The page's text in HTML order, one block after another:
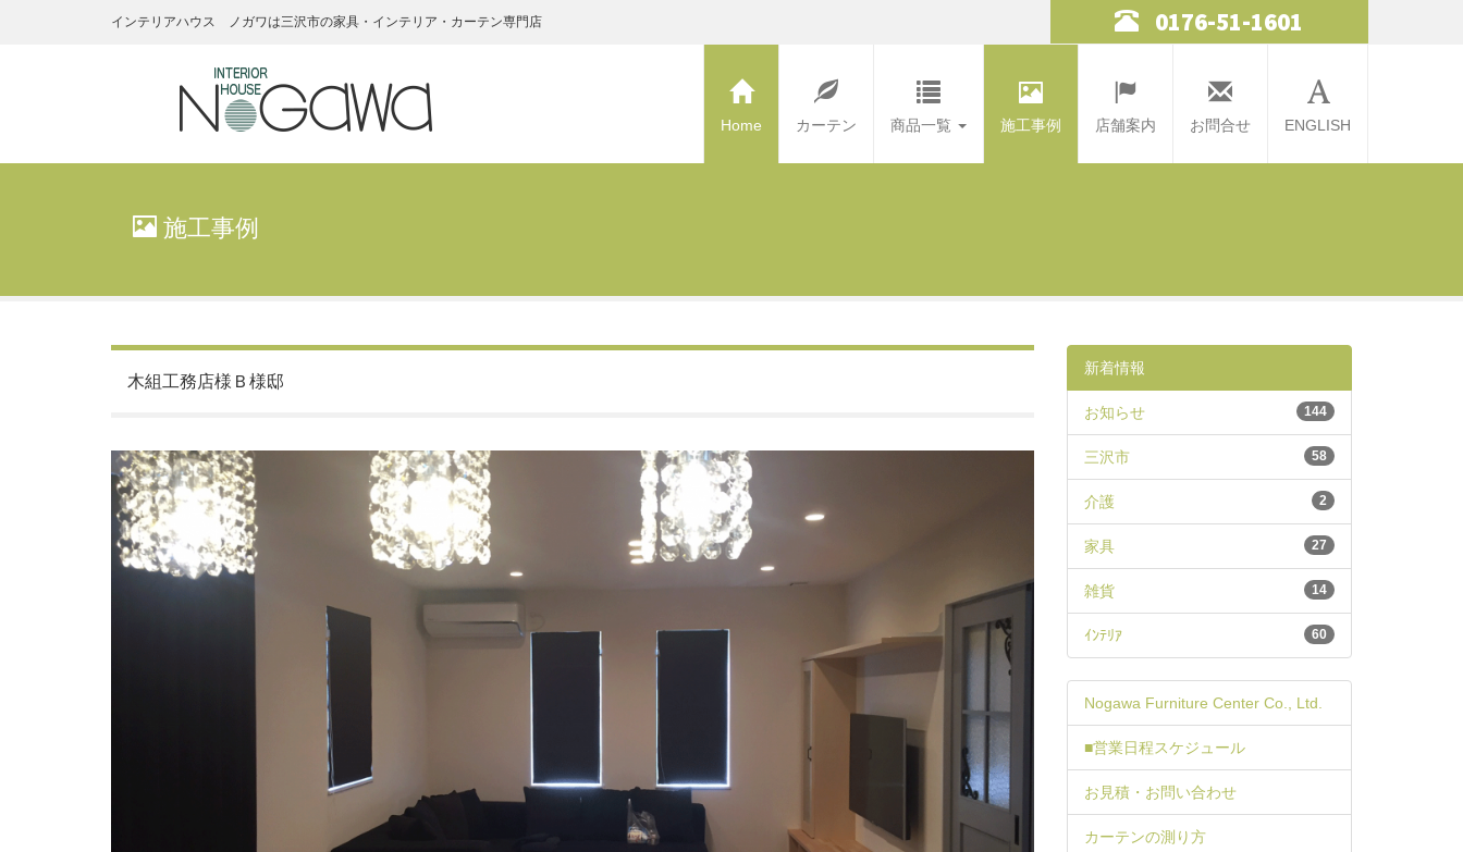
インテリアハウス ノガワは三沢市の家具・インテリア・カーテン専門店 0176-51-1601
インテリアハ
家具
Home カーテン 商品一覧 施工事例 店舗案内 お問合せ ENGLISH
施工事例
木組工務店様Ｂ様邸
新着情報
144
お知らせ
58
三沢市
2
介護
27
家具
14
雑貨
60
ｲﾝﾃﾘｱ
Nogawa Furniture Center Co., Ltd.
■営業日程スケジュール
お見積・お問い合わせ
カーテンの測り方